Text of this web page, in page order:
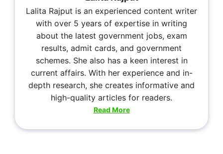
Lalita Rajput is an experienced content writer
with over 5 years of expertise in writing
about the latest government jobs, exam
results, admit cards, and government
schemes. She also has a keen interest in
current affairs. With her experience and in-
depth research, she creates informative and
high-quality articles for readers.
Read More